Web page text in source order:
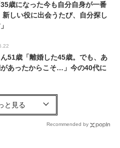
歳になった今も自分自身が一番
新しい役に出会うたび、自分探し
51歳「離婚した45歳。でも、あ
あったからこそ…」今の40代に
バ派】白Tシャツは「パール×ゴー
Recommended by